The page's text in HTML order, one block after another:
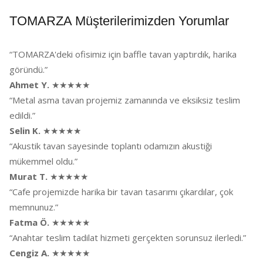
TOMARZA Müşterilerimizden Yorumlar
“TOMARZA'deki ofisimiz için baffle tavan yaptırdık, harika
göründü.”
Ahmet Y. ★★★★★
“Metal asma tavan projemiz zamanında ve eksiksiz teslim
edildi.”
Selin K. ★★★★★
“Akustik tavan sayesinde toplantı odamızın akustiği
mükemmel oldu.”
Murat T. ★★★★★
“Cafe projemizde harika bir tavan tasarımı çıkardılar, çok
memnunuz.”
Fatma Ö. ★★★★★
“Anahtar teslim tadilat hizmeti gerçekten sorunsuz ilerledi.”
Cengiz A. ★★★★★